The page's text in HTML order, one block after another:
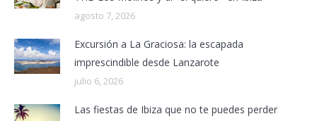
agosto 7, 2026
Excursión a La Graciosa: la escapada
imprescindible desde Lanzarote
julio 6, 2026
Las fiestas de Ibiza que no te puedes perder